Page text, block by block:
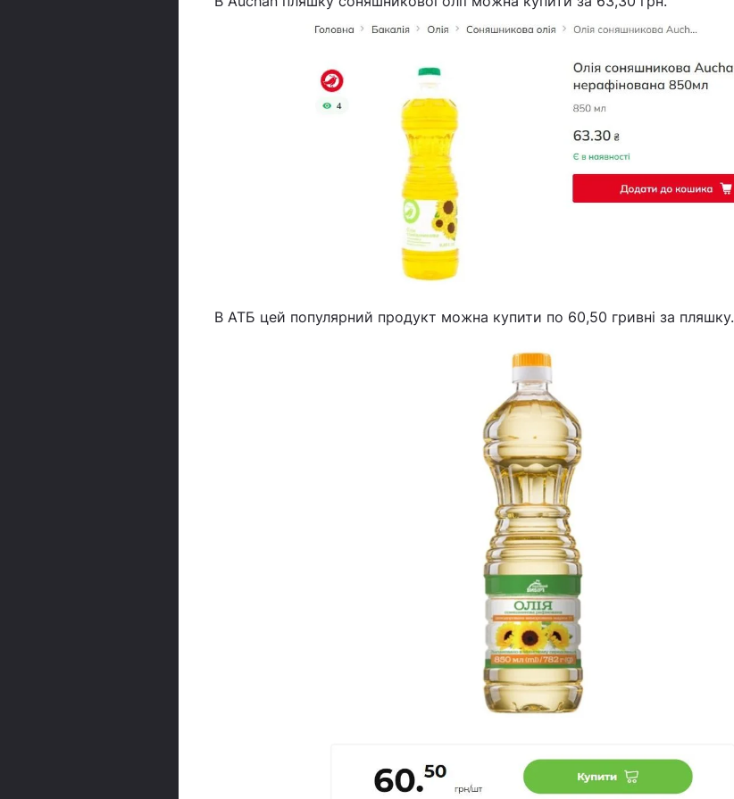
В АТБ цей популярний продукт можна купити по 60,50 гривні за пляшку.